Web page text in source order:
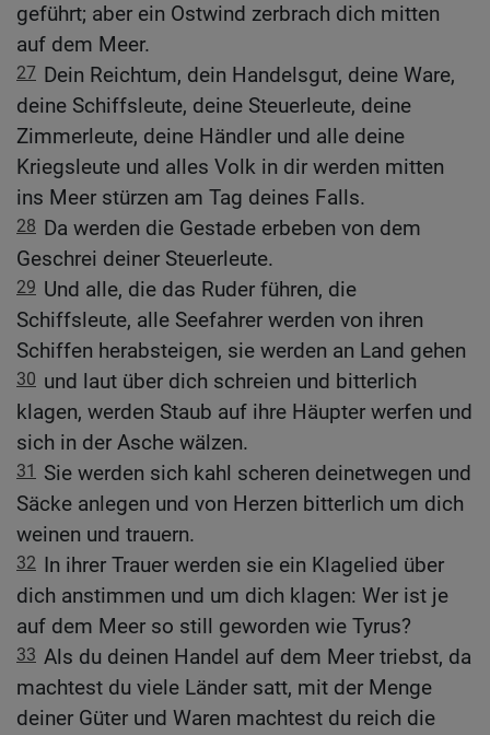
geführt; aber ein Ostwind zerbrach dich mitten
auf dem Meer.
27 Dein Reichtum, dein Handelsgut, deine Ware,
deine Schiffsleute, deine Steuerleute, deine
Zimmerleute, deine Händler und alle deine
Kriegsleute und alles Volk in dir werden mitten
ins Meer stürzen am Tag deines Falls.
28 Da werden die Gestade erbeben von dem
Geschrei deiner Steuerleute.
29 Und alle, die das Ruder führen, die
Schiffsleute, alle Seefahrer werden von ihren
Schiffen herabsteigen, sie werden an Land gehen
30 und laut über dich schreien und bitterlich
klagen, werden Staub auf ihre Häupter werfen und
sich in der Asche wälzen.
31
Sie werden sich kahl scheren deinetwegen und
Säcke anlegen und von Herzen bitterlich um dich
weinen und trauern.
32 In ihrer Trauer werden sie ein Klagelied über
dich anstimmen und um dich klagen: Wer ist je
auf dem Meer so still geworden wie Tyrus?
33 Als du deinen Handel auf dem Meer triebst, da
machtest du viele Länder satt, mit der Menge
deiner Güter und Waren machtest du reich die